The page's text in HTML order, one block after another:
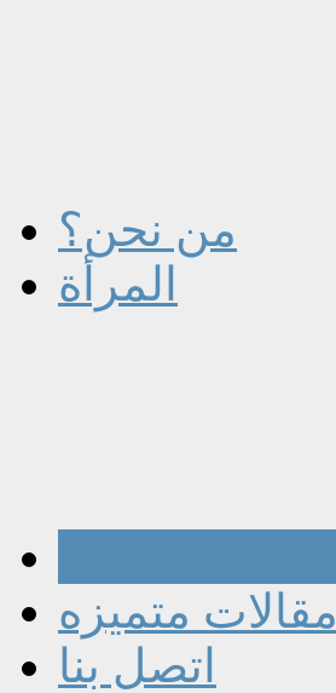
من نحن؟
المرأة
مقالات متميزه
اتصل بنا